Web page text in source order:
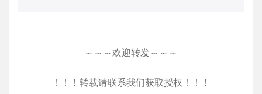
～～～欢迎转发～～～
！！！转载请联系我们获取授权！！！